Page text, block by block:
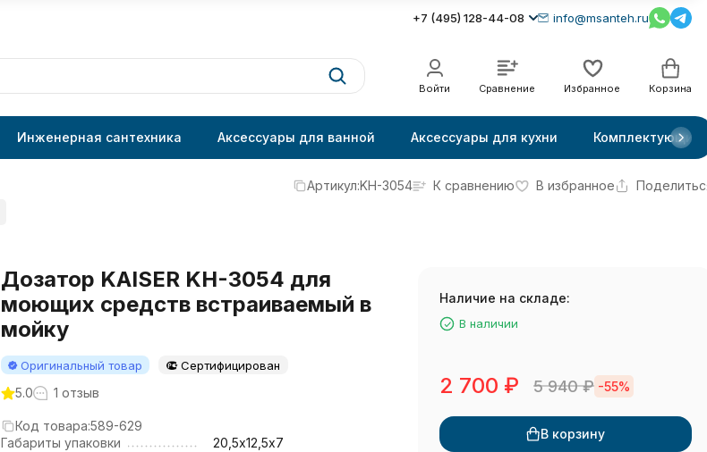
+7 (495) 128-44-08 info@msanteh.ru
Войти Сравнение Избранное Корзина
Инженерная сантехника Аксессуары для ванной Аксессуары для кухни Комплектующие
Артикул:KH-3054 К сравнению В избранное
Дозатор KAISER KH-3054 для
моющих средств встраиваемый в
мойку
Оригинальный товар Сертифицирован
5.0 1 отзыв
Код товара:589-629
Габариты упаковки
20,5х12,5х7
Наличие на складе:
В наличии
2 700 ₽ 5 940₽ -55%
В корзину